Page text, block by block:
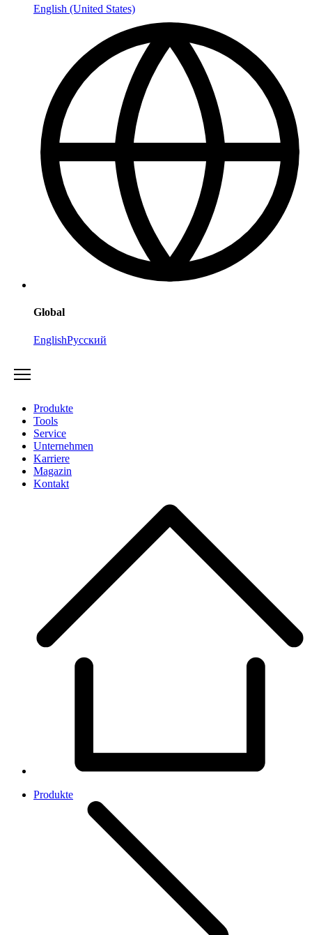
English (United States)
Global
EnglishРусский
Produkte
Tools
Service
Unternehmen
Karriere
Magazin
Kontakt
Produkte